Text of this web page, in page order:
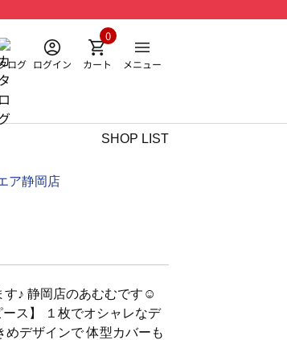
ログ ログイン カート
0
メニュー
SHOP LIST
ア静岡店
す♪ 静岡店のあむむです☺︎︎
ス】 １枚でオシャレなデ
デザインで 体型カバーも